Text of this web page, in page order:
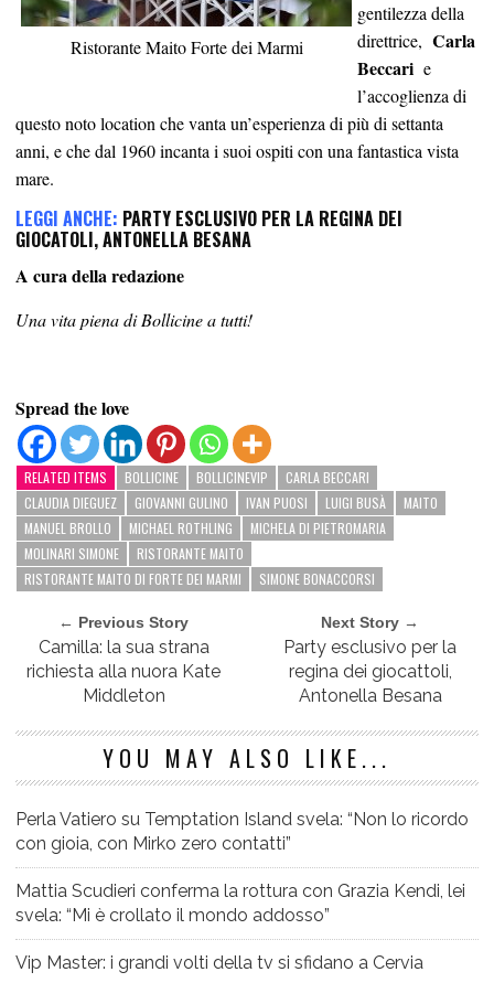
Ristorante Maito Forte dei Marmi
gentilezza della
direttrice, Carla
Beccari e
l’accoglienzadi
questo noto location che vanta un’esperienza di più di settanta
anni, e che dal 1960 incanta i suoi ospiti con una fantastica vista
mare.
LEGGI ANCHE: PARTY ESCLUSIVO PER LA REGINA DEI
GIOCATOLI, ANTONELLA BESANA
A cura della redazione
Una vita piena di Bollicine a tutti!
Spread the love
RELATED ITEMS BOLLICINE BOLLICINEVIP
CARLA BECCARI
CLAUDIA DIEGUEZ
GIOVANNI GULINO IVAN PUOSI LUIGI BUSÀ
MAITO
MANUEL BROLLO
MICHAEL ROTHLING
MICHELA DI PIETROMARIA
MOLINARI SIMONE
RISTORANTE MAITO
RISTORANTE MAITO DI FORTE DEI MARMI
SIMONE BONACCORSI
← Previous Story
Camilla: la sua strana
richiesta alla nuora Kate
Middleton
Next Story →
Party esclusivo per la
regina dei giocattoli,
Antonella Besana
YOU MAY ALSO LIKE...
Perla Vatiero su Temptation Island svela: “Non lo ricordo
con gioia, con Mirko zero contatti”
Mattia Scudieri conferma la rottura con Grazia Kendi, lei
svela: “Mi è crollato il mondo addosso”
Vip Master: i grandi volti della tv si sfidano a Cervia